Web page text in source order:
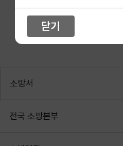
소방서
전국 소방본부
닫기